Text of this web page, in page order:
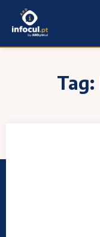
Tag: